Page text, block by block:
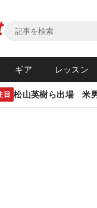
ギア レッスン
目 松山英樹ら出場 米